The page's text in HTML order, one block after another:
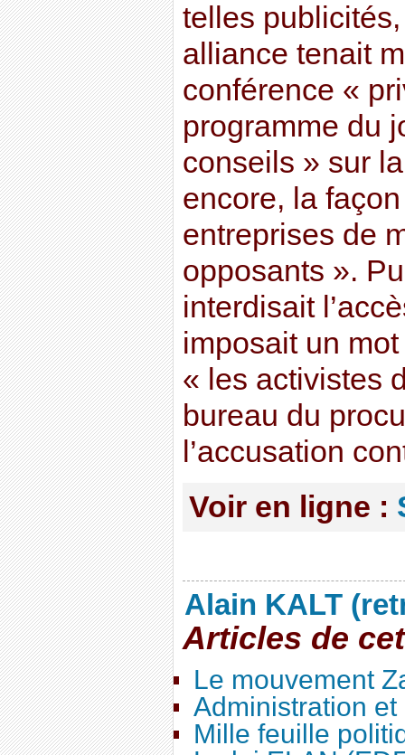
telles
alliance tenait
conférence «
programme du
conseils » sur
encore, la
entreprises de
opposants ».
interdisait
imposait un mot
« les activistes
bureau du
l’accusation
Voir en ligne :
Alain KALT
Articles de
Le mouvement
Administration
Mille feuille